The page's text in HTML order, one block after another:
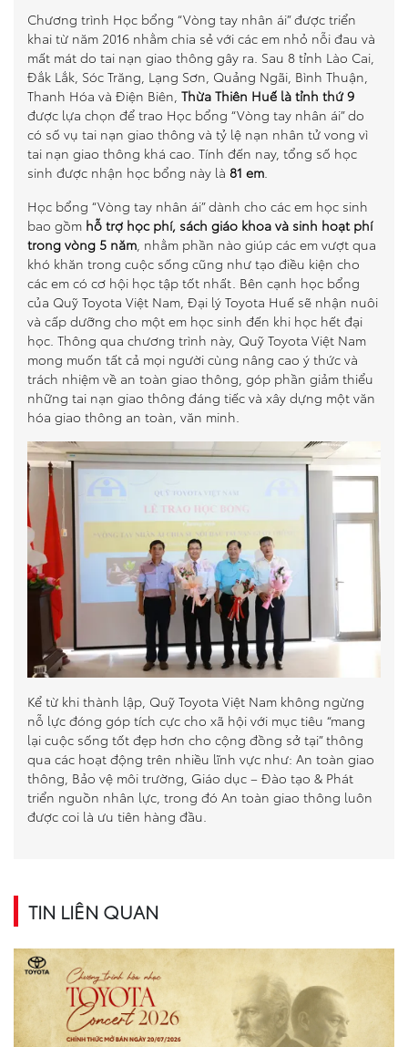
Chương trình Học bổng “Vòng tay nhân ái” được triển
khai từ năm 2016 nhằm chia sẻ với các em nhỏ nỗi đau và
mất mát do tai nạn giao thông gây ra. Sau 8 tỉnh Lào Cai,
Đắk Lắk, Sóc Trăng, Lạng Sơn, Quảng Ngãi, Bình Thuận,
Thanh Hóa và Điện Biên, Thừa Thiên Huế là tỉnh thứ 9
được lựa chọn để trao Học bổng “Vòng tay nhân ái” do
có số vụ tai nạn giao thông và tỷ lệ nạn nhân tử vong vì
tai nạn giao thông khá cao. Tính đến nay, tổng số học
sinh được nhận học bổng này là 81 em.
Học bổng “Vòng tay nhân ái” dành cho các em học sinh
bao gồm hỗ trợ học phí, sách giáo khoa và sinh hoạt phí
trong vòng 5 năm, nhằm phần nào giúp các em vượt qua
khó khăn trong cuộc sống cũng như tạo điều kiện cho
các em có cơ hội học tập tốt nhất. Bên cạnh học bổng
của Quỹ Toyota Việt Nam, Đại lý Toyota Huế sẽ nhận nuôi
và cấp dưỡng cho một em học sinh đến khi học hết đại
học. Thông qua chương trình này, Quỹ Toyota Việt Nam
mong muốn tất cả mọi người cùng nâng cao ý thức và
trách nhiệm về an toàn giao thông, góp phần giảm thiểu
những tai nạn giao thông đáng tiếc và xây dựng một văn
hóa giao thông an toàn, văn minh.
Kể từ khi thành lập, Quỹ Toyota Việt Nam không ngừng
nỗ lực đóng góp tích cực cho xã hội với mục tiêu “mang
lại cuộc sống tốt đẹp hơn cho cộng đồng sở tại” thông
qua các hoạt động trên nhiều lĩnh vực như: An toàn giao
thông, Bảo vệ môi trường, Giáo dục – Đào tạo & Phát
triển nguồn nhân lực, trong đó An toàn giao thông luôn
được coi là ưu tiên hàng đầu.
TIN LIÊN QUAN